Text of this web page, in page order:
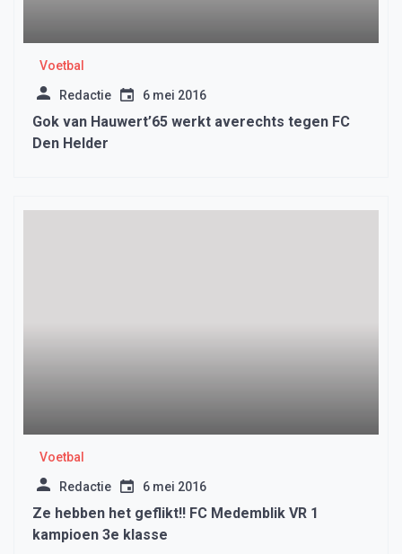
Voetbal
Redactie 6 mei 2016
Gok van Hauwert’65 werkt averechts tegen FC
Den Helder
Voetbal
Redactie 6 mei 2016
Ze hebben het geflikt!! FC Medemblik VR 1
kampioen 3e klasse